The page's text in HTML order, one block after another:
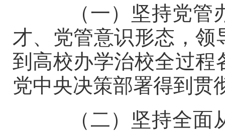
（一）坚持党管办
才、党管意识形态，领
到高校办学治校全过
党中央决策部署得到贯
（二）坚持全面从